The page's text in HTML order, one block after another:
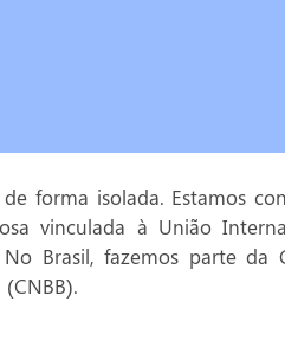
forma isolada. Estamos
vinculada à União
Brasil, fazemos parte da